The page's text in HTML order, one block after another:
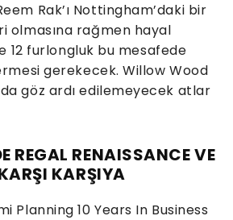
Rak’ı Nottingham’daki bir
olmasına rağmen hayal
12 furlongluk bu mesafede
gerekecek. Willow Wood
göz ardı edilemeyecek atlar
REGAL RENAISSANCE VE
KARŞIYA
Planning 10 Years In Business